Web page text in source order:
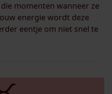
momenten wanneer ze
energie wordt deze
eentje om niet snel te